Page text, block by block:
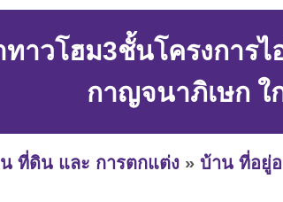
ทาวโฮม3ชั้นโครงการ
กาญจนาภิเษก ใ
ที่ดิน และ การตกแต่ง » บ้าน ที่อยู่